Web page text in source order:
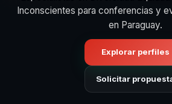
Inconscientes para conferencias y
en Paraguay.
Explorar perfiles
Solicitar